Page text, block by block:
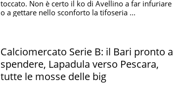
toccato. Non è certo il ko di Avellino a far infuriare
o a gettare nello sconforto la tifoseria ...
Calciomercato Serie B: il Bari pronto a
spendere, Lapadula verso Pescara,
tutte le mosse delle big